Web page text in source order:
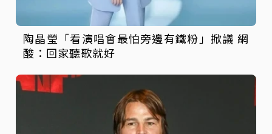
陶晶瑩「看演唱會最怕旁邊有鐵粉」掀議 網
酸：回家聽歌就好